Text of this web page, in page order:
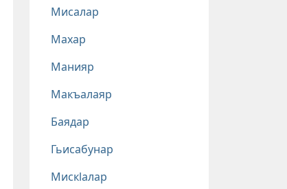
Мисалар
Махар
Манияр
Макъалаяр
Баядар
Гьисабунар
Мискlалар